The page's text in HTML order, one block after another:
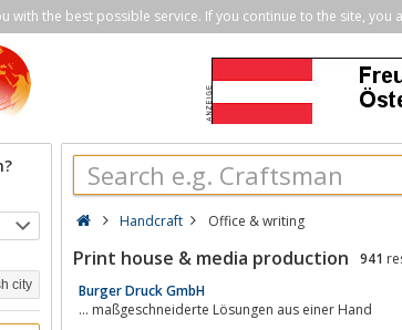
with the best possible service. If you continue to the site, you
city
Handcraft Office & writing
Print house & media production 941
Burger Druck GmbH
... maßgeschneiderte Lösungen aus einer Hand